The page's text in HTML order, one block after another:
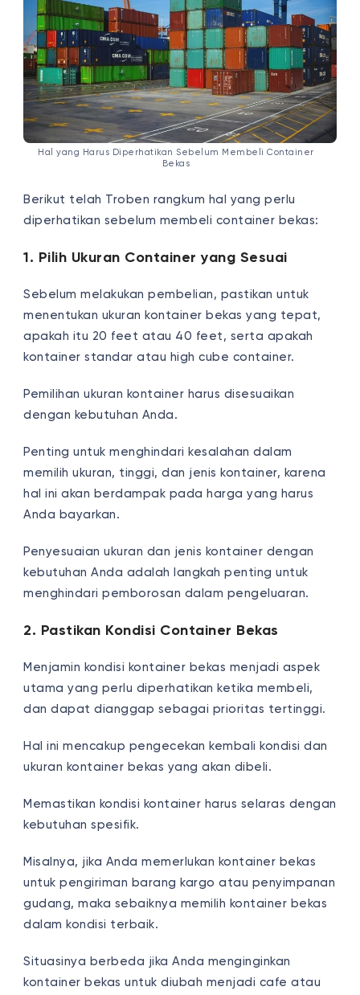
Hal yang Harus Diperhatikan Sebelum Membeli Container
Bekas
Berikut telah Troben rangkum hal yang perlu
diperhatikan sebelum membeli container bekas:
1. Pilih Ukuran Container yang Sesuai
Sebelum melakukan pembelian, pastikan untuk
menentukan ukuran kontainer bekas yang tepat,
apakah itu 20 feet atau 40 feet, serta apakah
kontainer standar atau high cube container.
Pemilihan ukuran kontainer harus disesuaikan
dengan kebutuhan Anda.
Penting untuk menghindari kesalahan dalam
memilih ukuran, tinggi, dan jenis kontainer, karena
hal ini akan berdampak pada harga yang harus
Anda bayarkan.
Penyesuaian ukuran dan jenis kontainer dengan
kebutuhan Anda adalah langkah penting untuk
menghindari pemborosan dalam pengeluaran.
2. Pastikan Kondisi Container Bekas
Menjamin kondisi kontainer bekas menjadi aspek
utama yang perlu diperhatikan ketika membeli,
dan dapat dianggap sebagai prioritas tertinggi.
Hal ini mencakup pengecekan kembali kondisi dan
ukuran kontainer bekas yang akan dibeli.
Memastikan kondisi kontainer harus selaras dengan
kebutuhan spesifik.
Misalnya, jika Anda memerlukan kontainer bekas
untuk pengiriman barang kargo atau penyimpanan
gudang, maka sebaiknya memilih kontainer bekas
dalam kondisi terbaik.
Situasinya berbeda jika Anda menginginkan
kontainer bekas untuk diubah menjadi cafe atau